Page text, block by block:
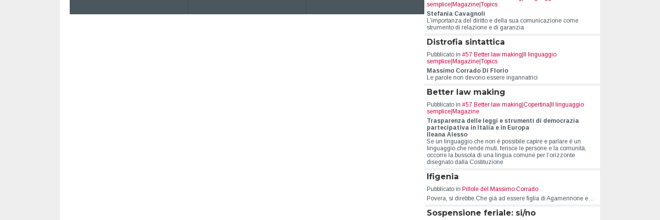
semplice| Magazine| Topics
Stefania Cavagnoli
L’importanza del diritto e della sua comunicazione come
strumento di relazione e di garanzia
Distrofia sintattica
Pubblicato in #57 Better law making
Il linguaggio
semplice| Magazine| Topics
Massimo Corrado Di Florio
Le parole non devono essere ingannatrici
Better law making
Pubblicato in #57 Better law making Copertina|
Il linguaggio
semplice| Magazine
Trasparenza delle leggi e strumenti di democrazia
partecipativa in Italia e in Europa
Ileana Alesso
Se un linguaggio che non è possibile capire e parlare è un
linguaggio che rende muti, ferisce le persone e la comunità,
occorre la bussola di una lingua comune per l’orizzonte
disegnato dalla Costituzione
Ifigenia
Pubblicato in Pillole del Massimo Corrado
Povera, si direbbe.Che già ad essere figlia di Agamennone e…
Sospensione feriale: si/no